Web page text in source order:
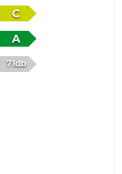
C
A
71db